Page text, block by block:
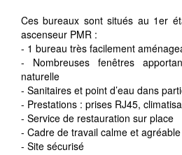
Ces bureaux sont situés au 1er
ascenseur PMR :
- 1 bureau très facilement
- Nombreuses fenêtres
naturelle
- Sanitaires et point d’eau dans
- Prestations : prises RJ45,
- Service de restauration sur place
- Cadre de travail calme et agréable
- Site sécurisé